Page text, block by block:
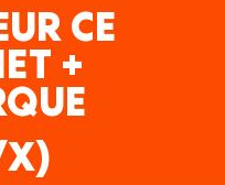
CE
+